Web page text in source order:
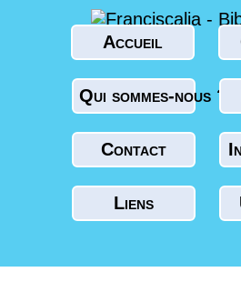
Accueil
Qui sommes-nous ?
Contact
Liens